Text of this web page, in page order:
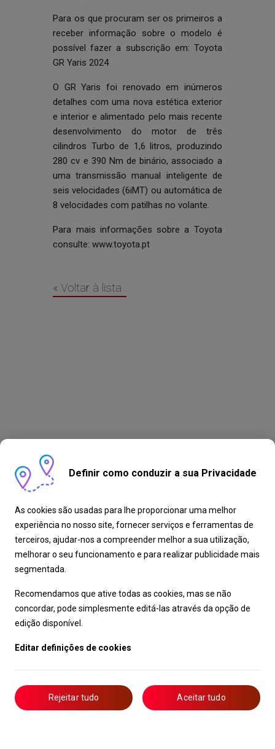
Para os que procuram ser os primeiros a
receber informação sobre o modelo é
possível fazer a subscrição em: Toyota
GR Yaris 2024
O GR Yaris foi renovado em inúmeros
detalhes com uma nova estética exterior
e interior e alimentado pelo mais recente
desenvolvimento do motor de três
cilindros Turbo de 1,6 litros, produzindo
280 cv e 390 Nm de binário, associado a
uma transmissão manual inteligente de
seis velocidades (6iMT) ou automática de
8 velocidades com patilhas no volante.
Para mais informações sobre a Toyota
consulte:www.toyota.pt
« Voltar à lista
Definir como conduzir a sua Privacidade
As cookies são usadas para lhe proporcionar uma melhor
experiência no nosso site, fornecer serviços e ferramentas de
terceiros, ajudar-nos a compreender melhor a sua utilização,
melhorar o seu funcionamento e para realizar publicidade mais
segmentada.
Recomendamos que ative todas as cookies, mas se não
concordar, pode simplesmente editá-las através da opção de
edição disponível.
Editar definições de cookies
Rejeitar tudo Aceitar tudo